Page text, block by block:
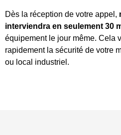
Dès la réception de votre appel,
interviendra en seulement 30
équipement le jour même. Cela
rapidement la sécurité de votre
ou local industriel.